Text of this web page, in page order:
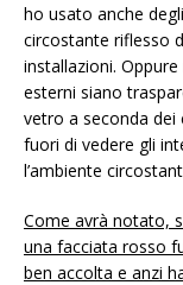
ho usato anche
circostante riflesso
installazioni.
esterni siano
vetro a seconda dei
fuori di vedere gli
l’ambiente
Come avrà notato,
una facciata rosso
ben accolta e anzi